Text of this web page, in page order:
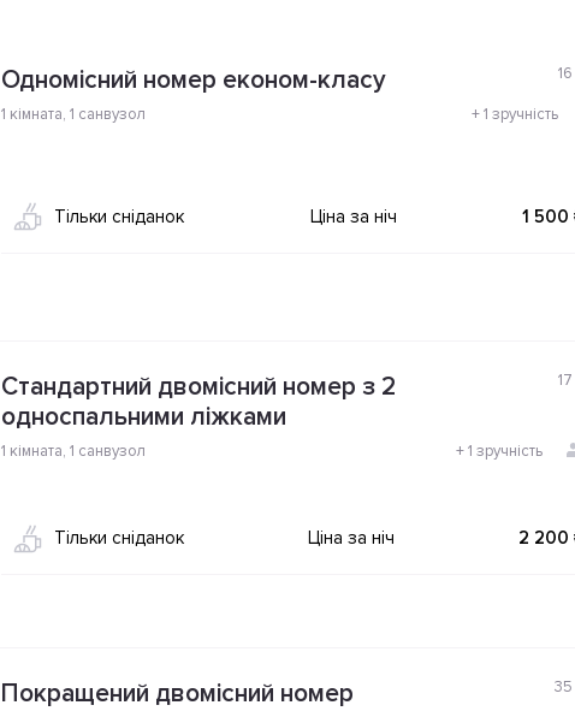
Одномісний номер економ-класу 16
1 кімната, 1 санвузол +1 зручність
Тільки сніданок Ціна за ніч 1 500
Стандартний двомісний номер з 2
односпальними ліжками
17
1 кімната, 1 санвузол +1 зручність
Тільки сніданок Ціна за ніч 2 200
Покращений двомісний номер 35